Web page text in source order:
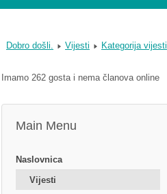
Dobro došli. Vijesti Kategorija vijesti
Imamo 262 gosta i nema članova online
Main Menu
Naslovnica
Vijesti